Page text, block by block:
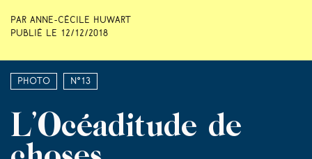
Par Anne-Cécile Huwart
Publié le 12/12/2018
Photo N°13
L’Océaditude de